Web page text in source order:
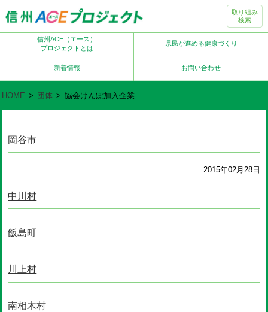
取り組み
検索
信州ACE（エース）
プロジェクトとは
県民が進める健康づくり
新着情報 お問い合わせ
HOME > 団体 > 協会けんぽ加入企業
岡谷市
2015年02月28日
中川村
飯島町
川上村
南相木村